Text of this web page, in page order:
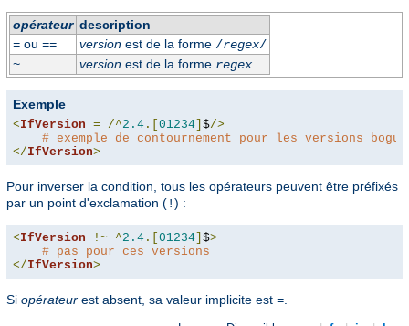
opérateur description
=ou == versionest de la forme /regex/
~
versionest de la forme regex
Exemple
<IfVersion = /^2.4 .[ 01234 $/>
# exemple de contournement pour les versions
</IfVersion>
Pour inverser la condition, tous les opérateurs peuvent être préfixés
par un point d'exclamation (!) :
<IfVersion !~ ^2.4 .[ 01234 $>
# pas pour ces versions
</IfVersion>
Si opérateur est absent, sa valeur implicite est =.